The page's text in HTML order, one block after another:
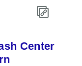
Center